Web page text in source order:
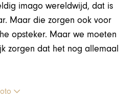
imago wereldwijd, dat is
Maar die zorgen ook voor
opsteker. Maar we moeten
zorgen dat het nog allemaal